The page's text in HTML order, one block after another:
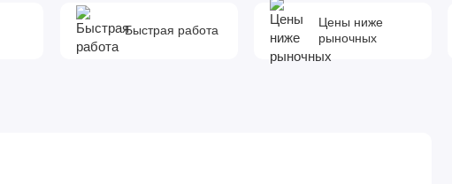
Быстрая работа
Цены ниже
рыночных